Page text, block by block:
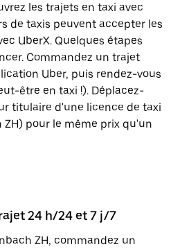
les trajets en taxi avec
de taxis peuvent accepter les
UberX. Quelques étapes
Commandez un trajet
Uber, puis rendez-vous
être en taxi !). Déplacez-
titulaire d'une licence de taxi
ZH) pour le même prix qu'un
24 h/24 et 7 j/7
ZH, commandez un